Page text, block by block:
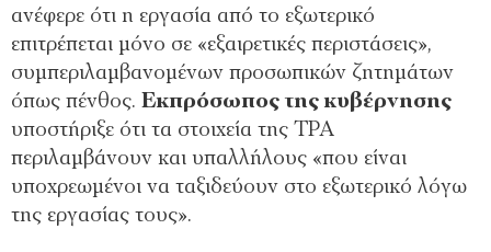
ανέφερε ότι η εργασία από το εξωτερικό
επιτρέπεται μόνο σε «εξαιρετικές περιστάσεις»,
συμπεριλαμβανομένων προσωπικών ζητημάτων
όπως πένθος. Εκπρόσωπος της κυβέρνησης
υποστήριξε ότι τα στοιχεία της TPA
περιλαμβάνουν και υπαλλήλους «που είναι
υποχρεωμένοι να ταξιδεύουν στο εξωτερικό λόγω
της εργασίας τους».